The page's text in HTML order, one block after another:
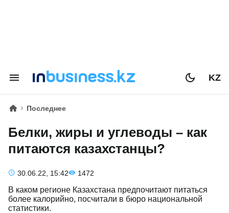
KZ
Последнее
Белки, жиры и углеводы – как
питаются казахстанцы?
30.06.22, 15:42 1472
В каком регионе Казахстана предпочитают питаться
более калорийно, посчитали в бюро национальной
статистики.